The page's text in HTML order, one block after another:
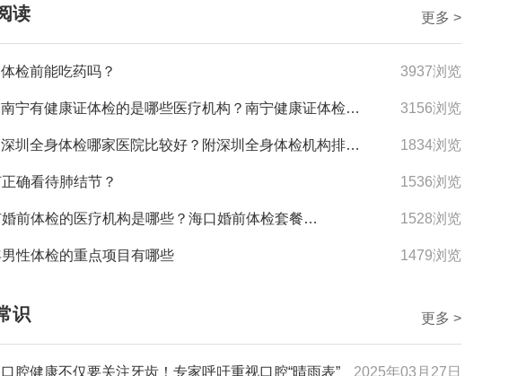
读 更多 >
体检前能吃药吗？ 3937浏览
南宁有健康证体检的是哪些医疗机构？南宁健康证体检套餐都有哪些？ 3156浏览
深圳全身体检哪家医院比较好？附深圳全身体检机构排名推荐、体检预约 1834浏览
确看待肺结节？ 1536浏览
海口有婚前体检的医疗机构是哪些？海口婚前体检套餐都有哪些？ 1528浏览
性体检的重点项目有哪些 1479浏览
识 更多 >
口腔健康不仅要关注牙齿！专家呼吁重视口腔“晴雨表” 2025年03月27日